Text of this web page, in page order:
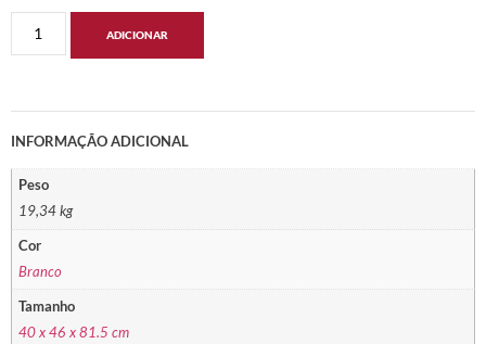
ADICIONAR
INFORMAÇÃO ADICIONAL
Peso
19,34 kg
Cor
Branco
Tamanho
40 x 46 x 81.5 cm